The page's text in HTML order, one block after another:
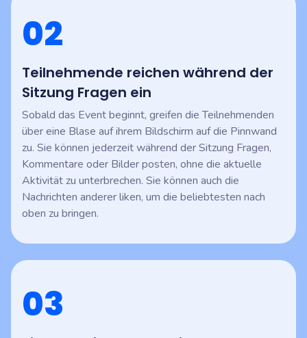
02
Teilnehmende reichen während der
Sitzung Fragen ein
Sobald das Event beginnt, greifen die Teilnehmenden
über eine Blase auf ihrem Bildschirm auf die Pinnwand
zu. Sie können jederzeit während der Sitzung Fragen,
Kommentare oder Bilder posten, ohne die aktuelle
Aktivität zu unterbrechen. Sie können auch die
Nachrichten anderer liken, um die beliebtesten nach
oben zu bringen.
03